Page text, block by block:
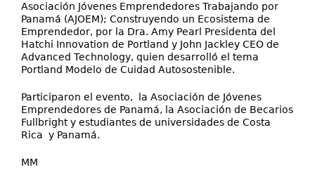
Asociación Jóvenes Emprendedores Trabajando por
Panamá (AJOEM); Construyendo un Ecosistema de
Emprendedor, por la Dra. Amy Pearl Presidenta del
Hatchi Innovation de Portland y John Jackley CEO de
Advanced Technology, quien desarrolló el tema
Portland Modelo de Cuidad Autosostenible.
Participaron el evento, la Asociación de Jóvenes
Emprendedores de Panamá, la Asociación de Becarios
Fullbright y estudiantes de universidades de Costa
Rica y Panamá.
MM